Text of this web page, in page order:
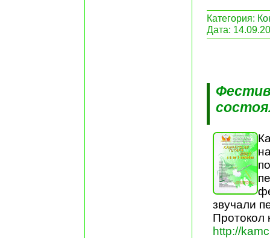
Категория:
Дата:
звучали
Протокол
http://